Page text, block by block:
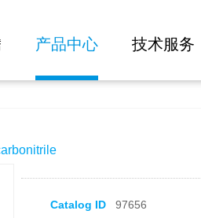
产品中心 技术服务
Catalog ID 97656